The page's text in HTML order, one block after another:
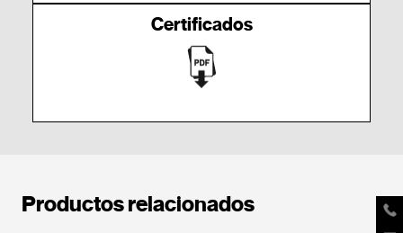
Certificados
Productos relacionados